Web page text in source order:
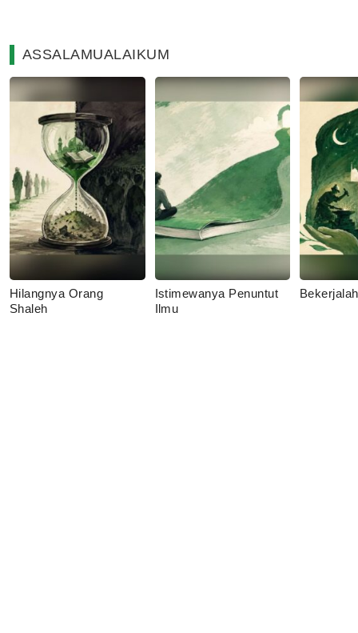
ASSALAMUALAIKUM
Hilangnya Orang
Shaleh
Istimewanya Penuntut
Ilmu
Bekerjalah